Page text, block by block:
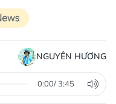
NGUYÊN HƯƠNG
0:00/ 3:45